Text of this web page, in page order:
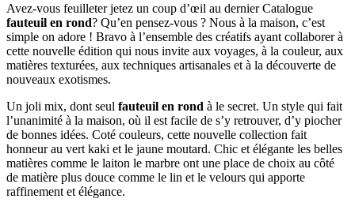
Avez-vous feuilleter jetez un coup d’œil au dernier Catalogue
fauteuil en rond? Qu’en pensez-vous ? Nous à la maison, c’est
simple on adore ! Bravo à l’ensemble des créatifs ayant collaborer à
cette nouvelle édition qui nous invite aux voyages, à la couleur, aux
matières texturées, aux techniques artisanales et à la découverte de
nouveaux exotismes.
Un joli mix, dont seul fauteuil en rond à le secret. Un style qui fait
l’unanimité à la maison, où il est facile de s’y retrouver, d’y piocher
de bonnes idées. Coté couleurs, cette nouvelle collection fait
honneur au vert kaki et le jaune moutard. Chic et élégante les belles
matières comme le laiton le marbre ont une place de choix au côté
de matière plus douce comme le lin et le velours qui apporte
raffinement et élégance.